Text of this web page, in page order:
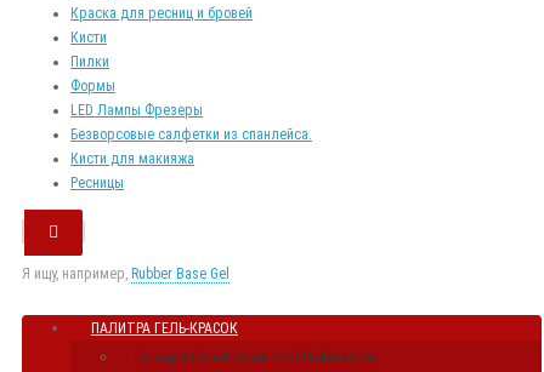
Краска для ресниц и бровей
Кисти
Пилки
Формы
LED Лампы Фрезеры
Безворсовые салфетки из спанлейса.
Кисти для макияжа
Ресницы
Я ищу, например, Rubber Base Gel
ПАЛИТРА ГЕЛЬ-КРАСОК
Палитра Гель-Красок Kodi Professional